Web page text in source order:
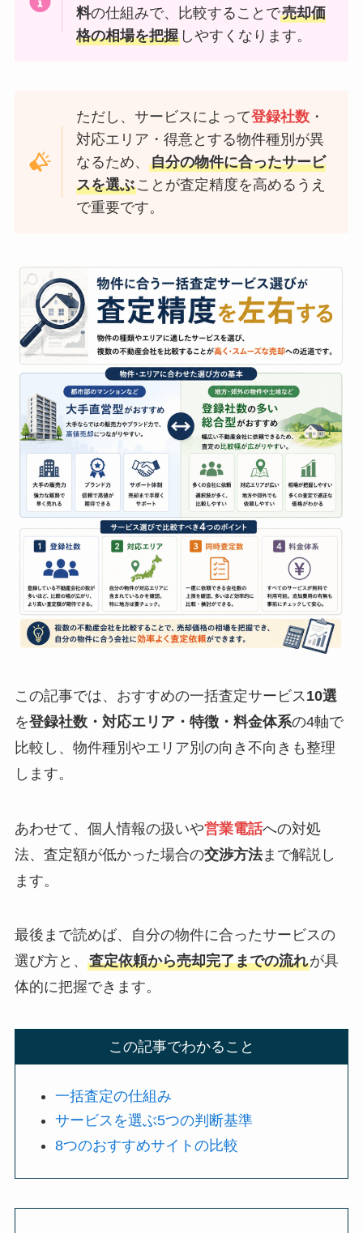
料の仕組みで、比較することで売却価
格の相場を把握 しやすくなります。
ただし、サービスによって登録社数 ・
対応エリア・得意とする物件種別が異
なるため、自分の物件に合ったサービ
スを選ぶことが査定精度を高めるうえ
で重要です。
この記事では、おすすめの一括査定サービス 10選
を登録社数・対応エリア・特徴・料金体系の4軸で
比較し、物件種別やエリア別の向き不向きも整理
します。
あわせて、個人情報の扱いや営業電話への対処
法、査定額が低かった場合の交渉方法まで解説し
ます。
最後まで読めば、自分の物件に合ったサービスの
選び方と、 査定依頼から売却完了までの流れが具
体的に把握できます。
この記事でわかること
一括査定の仕組み
サービスを選ぶ5つの判断基準
8つのおすすめサイトの比較